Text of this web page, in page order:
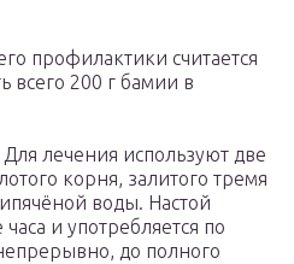
профилактики считается
всего 200 г бамии в
лечения используют две
корня, залитого тремя
воды. Настой
часа и употребляется по
до полного